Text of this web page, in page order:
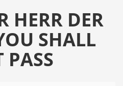
HERR DER
SHALL
PASS